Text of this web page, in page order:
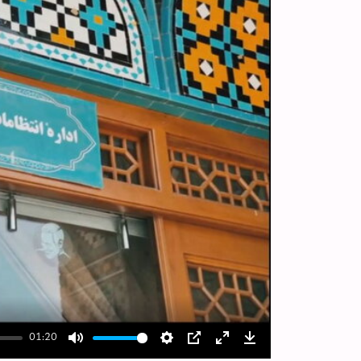
01:20
Mute Settings
PIP EnterDownload